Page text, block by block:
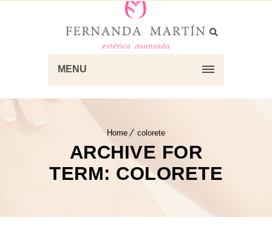
MENU
Home colorete
ARCHIVE FOR
TERM: COLORETE